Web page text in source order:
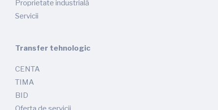
Proprietate industrială
Servicii
Transfer tehnologic
CENTA
TIMA
BID